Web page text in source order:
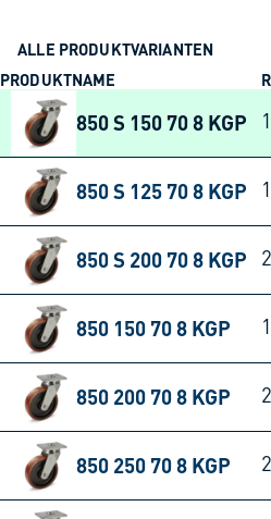
ALLE PRODUKTVARIANTEN
PRODUKTNAME
850 S 150 70 8 KGP
850 S 125 70 8 KGP
850 S 200 70 8 KGP
850 150 70 8 KGP
850 200 70 8 KGP
850 250 70 8 KGP